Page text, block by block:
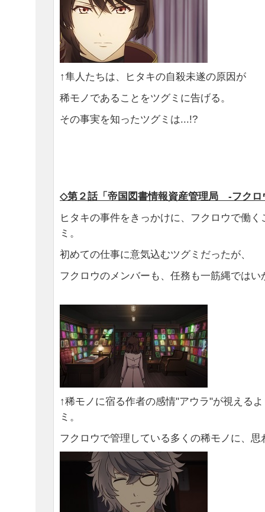
↑隼人たちは、ヒタキの自殺未遂の原因が
稀モノであることをツグミに告げる。
その事実を知ったツグミは...!?
◇第２話「帝国図書情報資産管理局 -フク
ヒタキの事件をきっかけに、フクロウで働
ミ。
初めての仕事に意気込むツグミだったが、
フクロウのメンバーも、任務も一筋縄ではい
↑稀モノに宿る作者の感情"アウラ"が視える
ミ。
フクロウで管理している多くの稀モノに、思